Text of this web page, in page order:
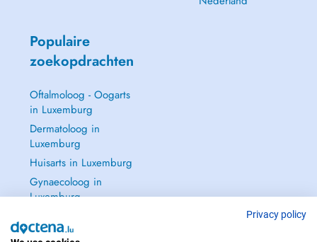
Populaire
zoekopdrachten
Oftalmoloog - Oogarts
in Luxemburg
Dermatoloog in
Luxemburg
Huisarts in Luxemburg
Gynaecoloog in
Luxemburg
Privacy policy